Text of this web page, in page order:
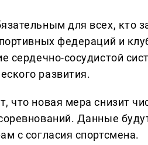
для всех, кто
федераций и
сердечно-сосудистой
развития.
что новая мера снизит
Данные
с согласия спортсмена.